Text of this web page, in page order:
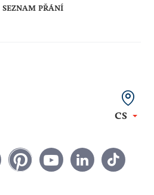
PŘÁNÍ
CS